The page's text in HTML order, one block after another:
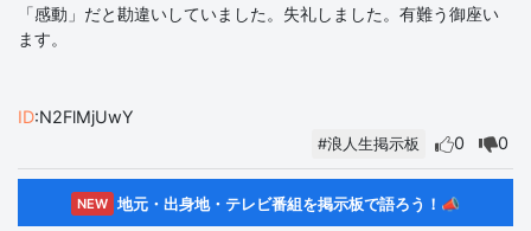
「感動」だと勘違いしていました。失礼しました。有難う御座い
ます。
ID:N2FlMjUwY
#浪人生掲示板 0 0
NEW 地元・出身地・テレビ番組を掲示板で語ろう！📣